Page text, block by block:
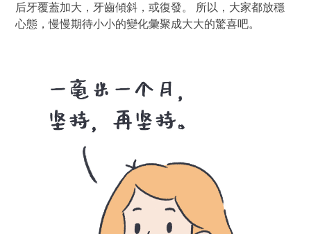
后牙覆蓋加大，牙齒傾斜，或復發。 所以，大家都放穩
心態，慢慢期待小小的變化彙聚成大大的驚喜吧。